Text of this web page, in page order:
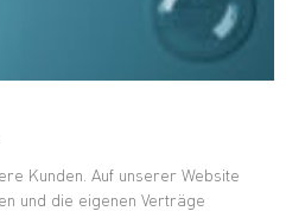
Kunden. Auf unserer Website
und die eigenen Verträge